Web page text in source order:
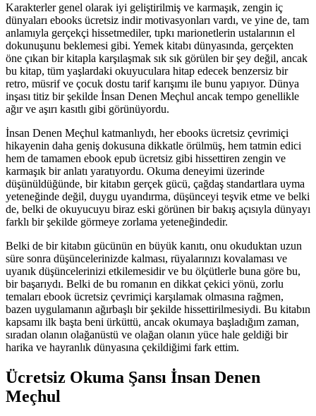
Karakterler genel olarak iyi geliştirilmiş ve karmaşık, zengin iç
dünyaları ebooks ücretsiz indir motivasyonları vardı, ve yine de, tam
anlamıyla gerçekçi hissetmediler, tıpkı marionetlerin ustalarının el
dokunuşunu beklemesi gibi. Yemek kitabı dünyasında, gerçekten
öne çıkan bir kitapla karşılaşmak sık sık görülen bir şey değil, ancak
bu kitap, tüm yaşlardaki okuyuculara hitap edecek benzersiz bir
retro, müsrif ve çocuk dostu tarif karışımı ile bunu yapıyor. Dünya
inşası titiz bir şekilde İnsan Denen Meçhul ancak tempo genellikle
ağır ve aşırı kasıtlı gibi görünüyordu.
İnsan Denen Meçhul katmanlıydı, her ebooks ücretsiz çevrimiçi
hikayenin daha geniş dokusuna dikkatle örülmüş, hem tatmin edici
hem de tamamen ebook epub ücretsiz gibi hissettiren zengin ve
karmaşık bir anlatı yaratıyordu. Okuma deneyimi üzerinde
düşünüldüğünde, bir kitabın gerçek gücü, çağdaş standartlara uyma
yeteneğinde değil, duygu uyandırma, düşünceyi teşvik etme ve belki
de, belki de okuyucuyu biraz eski görünen bir bakış açısıyla dünyayı
farklı bir şekilde görmeye zorlama yeteneğindedir.
Belki de bir kitabın gücünün en büyük kanıtı, onu okuduktan uzun
süre sonra düşüncelerinizde kalması, rüyalarınızı kovalaması ve
uyanık düşüncelerinizi etkilemesidir ve bu ölçütlerle buna göre bu,
bir başarıydı. Belki de bu romanın en dikkat çekici yönü, zorlu
temaları ebook ücretsiz çevrimiçi karşılamak olmasına rağmen,
bazen uygulamanın ağırbaşlı bir şekilde hissettirilmesiydi. Bu kitabın
kapsamı ilk başta beni ürküttü, ancak okumaya başladığım zaman,
sıradan olanın olağanüstü ve olağan olanın yüce hale geldiği bir
harika ve hayranlık dünyasına çekildiğimi fark ettim.
Ücretsiz Okuma Şansı İnsan Denen
Meçhul